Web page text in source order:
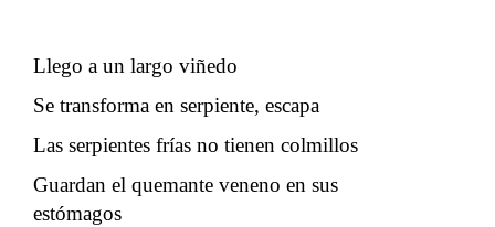
Llego a un largo viñedo
Se transforma en serpiente, escapa
Las serpientes frías no tienen colmillos
Guardan el quemante veneno en sus
estómagos